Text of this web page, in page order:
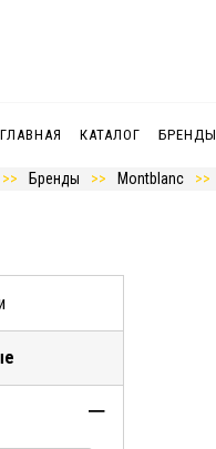
ГЛАВНАЯ КАТАЛОГ БРЕНДЫ
Бренды Montblanc